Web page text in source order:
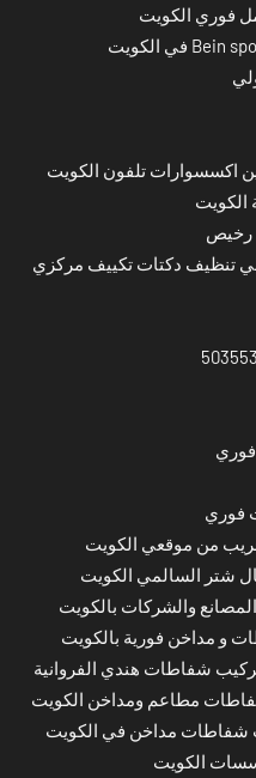
فوري الكويت
اكسسوارات تلفون الكويت
الكويت
رخيص
تنظيف دكتات تكييف مركزي
فوري
فوري
من موقعي الكويت
شتر السالمي الكويت
والشركات بالكويت
و مداخن فورية بالكويت
شفاطات هندي الفروانية
مطاعم ومداخن الكويت
مداخن في الكويت
الكويت